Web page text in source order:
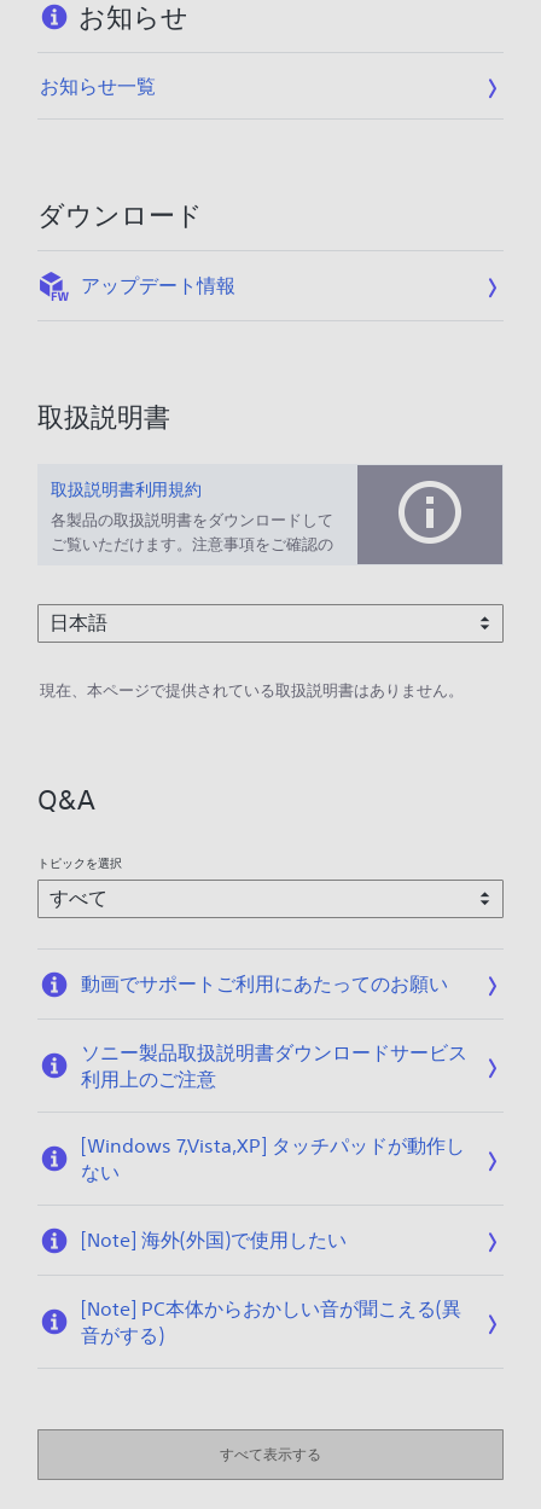
お知らせ
お知らせ一覧
ダウンロード
アップデート情報
取扱説明書
取扱説明書利用規約
各製品の取扱説明書をダウンロードして
ご覧いただけます。注意事項をご確認の
現在、本ページで提供されている取扱説明書はありません。
Q&A
トピックを選択
動画でサポートご利用にあたってのお願い
ソニー製品取扱説明書ダウンロードサービス
利用上のご注意
[Windows 7,Vista,XP] タッチパッドが動作し
ない
[Note] 海外(外国)で使用したい
[Note] PC本体からおかしい音が聞こえる(異
音がする)
すべて表示する